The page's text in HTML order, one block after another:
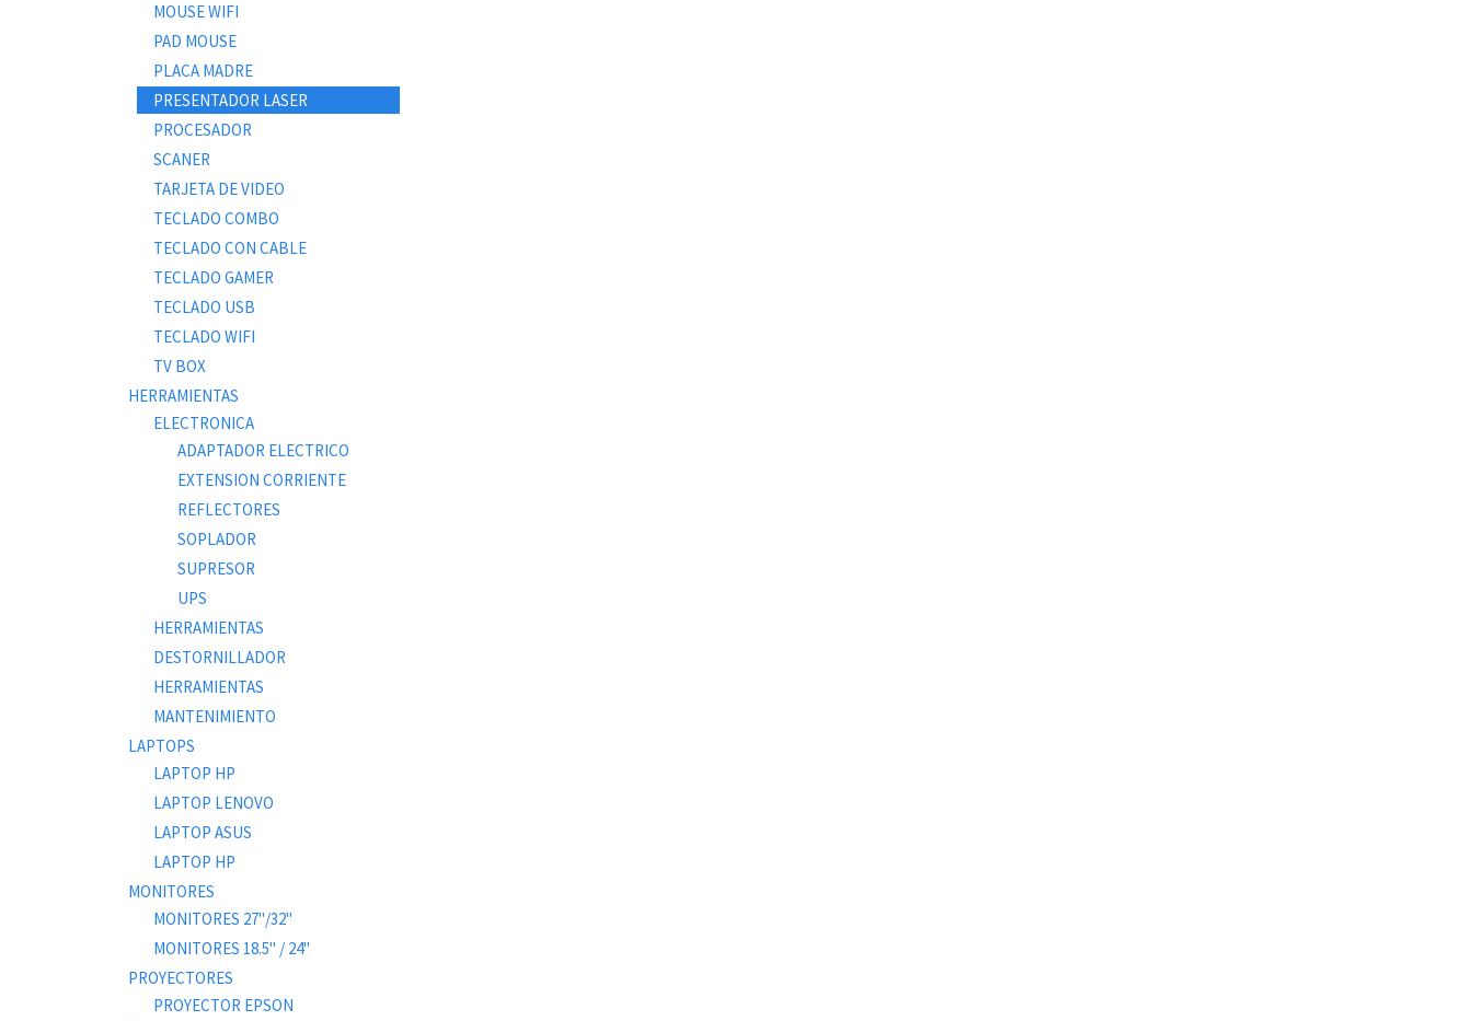
MOUSE WIFI
PAD MOUSE
PLACA MADRE
PRESENTADOR LASER
PROCESADOR
SCANER
TARJETA DE VIDEO
TECLADO COMBO
TECLADO CON CABLE
TECLADO GAMER
TECLADO USB
TECLADO WIFI
TV BOX
HERRAMIENTAS
ELECTRONICA
ADAPTADOR ELECTRICO
EXTENSION CORRIENTE
REFLECTORES
SOPLADOR
SUPRESOR
UPS
HERRAMIENTAS
DESTORNILLADOR
HERRAMIENTAS
MANTENIMIENTO
LAPTOPS
LAPTOP HP
LAPTOP LENOVO
LAPTOP ASUS
LAPTOP HP
MONITORES
MONITORES 27"/32"
MONITORES 18.5" / 24"
PROYECTORES
PROYECTOR EPSON